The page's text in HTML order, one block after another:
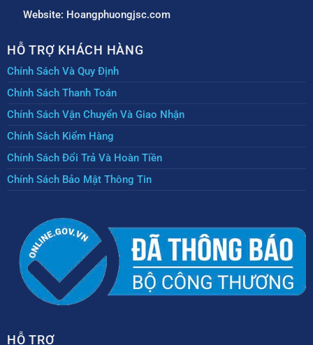
Website: Hoangphuongjsc.com
HỖ TRỢ KHÁCH HÀNG
Chính Sách Và Quy Định
Chính Sách Thanh Toán
Chính Sách Vận Chuyển Và Giao Nhận
Chính Sách Kiểm Hàng
Chính Sách Đổi Trả Và Hoàn Tiền
Chính Sách Bảo Mật Thông Tin
HỖ TRỢ